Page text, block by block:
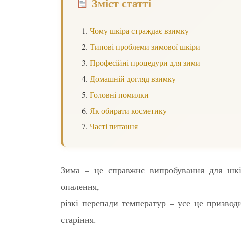
Зміст статті
Чому шкіра страждає взимку
Типові проблеми зимової шкіри
Професійні процедури для зими
Домашній догляд взимку
Головні помилки
Як обирати косметику
Часті питання
Зима – це справжнє випробування для
опалення,
різкі перепади температур – усе це
старіння.